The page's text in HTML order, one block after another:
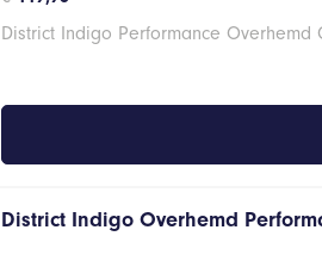
District Indigo Performance Overhemd
District Indigo Overhemd